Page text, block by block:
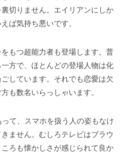
切りません。エイリアンにしか
ば気持ち悪いです。
もつ超能力者も登場します。普
方で、ほとんどの登場人物は化
しています。それでも恋愛は欠
も数名いらっしゃいます。
て、スマホを扱う人の姿もなけ
ません。むしろテレビはブラウ
ろも懐かしさが感じられて良か